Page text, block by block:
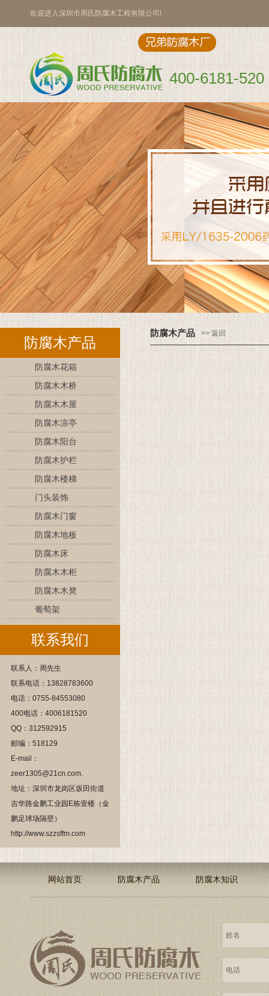
欢迎进入深圳市周氏防腐木工程有限公司!
400-6181-520
防腐木产品
防腐木花箱
防腐木木桥
防腐木木屋
防腐木凉亭
防腐木阳台
防腐木护栏
防腐木楼梯
门头装饰
防腐木门窗
防腐木地板
防腐木床
防腐木木柜
防腐木木凳
葡萄架
联系我们
联系人：周先生
联系电话：13828783600
电话：0755-84553080
400电话：4006181520
QQ：312592915
邮编：518129
E-mail：
zeer1305@21cn.com.
地址：深圳市龙岗区坂田街道
吉华路金鹏工业园E栋壹楼（金
鹏足球场隔壁）
http://www.szzsffm.com
防腐木产品 >> 返回
网站首页 防腐木产品 防腐木知识